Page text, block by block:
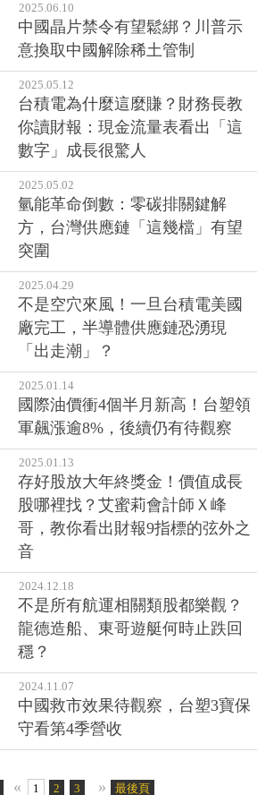
2025.06.10
中國晶片禁令有望鬆綁？川普示
意換取中國解除稀土管制
2025.05.12
台積電為什麼這麼賺？財務長教
你讀財報：現金流量表看出「這
數字」成長很驚人
2025.05.02
氫能革命倒數：零碳排關鍵解
方，台灣供應鏈「這幾檔」有望
突圍
2025.04.29
不是空穴來風！一旦台積電美國
廠完工，半導體供應鏈恐湧現
「出走潮」？
2025.01.14
國際油價衝4個半月新高！台塑領
軍飆漲逾8%，後續仍有待觀察
2025.01.13
存好股放大年終獎金！價值成長
股哪裡找？艾蜜莉會計師Ｘ峰
哥，教你看出財報9指標的弦外之
音
2024.12.18
不是所有航運相關類股都樂觀？
龍德造船、東哥遊艇何時止跌回
穩？
2024.11.07
中國救市效果待觀察，台塑3寶保
守看第4季營收
« 1 2 3 4 5 6
» 最後頁